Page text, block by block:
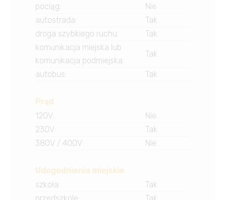
pociąg:
Nie
autostrada:
Tak
droga szybkiego ruchu:
Tak
komunikacja miejska lub
komunikacja podmiejska:
Tak
autobus: Tak
Prąd
120V:
Nie
230V:
Tak
380V / 400V: Nie
Udogodnienia miejskie
szkoła:
Tak